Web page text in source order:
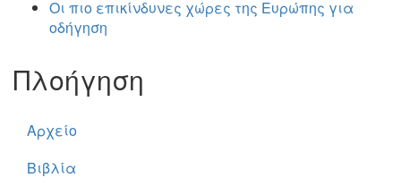
Οι πιο επικίνδυνες χώρες της Ευρώπης για
οδήγηση
Πλοήγηση
Αρχείο
Βιβλία